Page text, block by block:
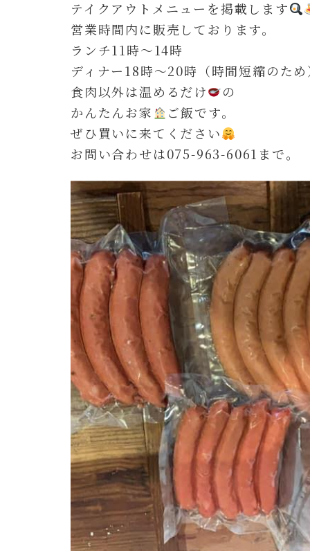
テイクアウトメニューを掲載します
営業時間内に販売しております。
ランチ11時〜14時
ディナー18時〜20時（時間短縮のた
食肉以外は温めるだけ
の
かんたんお家
ご飯です。
ぜひ買いに来てください
お問い合わせは075-963-6061まで。